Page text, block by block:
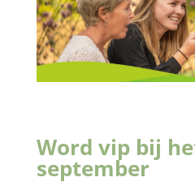
Word vip bij
september